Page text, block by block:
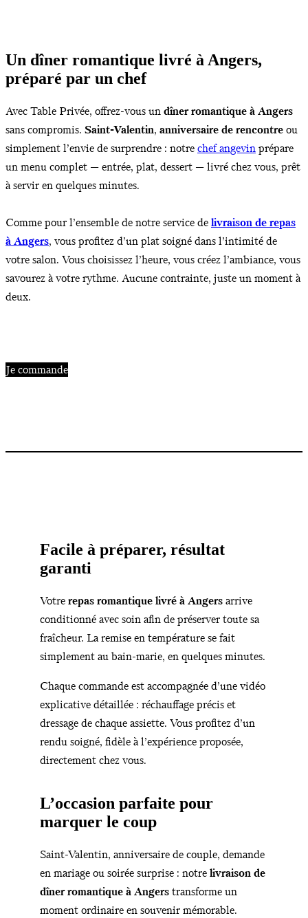
Un dîner romantique livré à Angers,
préparé par un chef
Avec Table Privée, offrez-vous undîner romantique à Angers
sans compromis. Saint-Valentin, anniversaire de rencontreou
simplement l’envie de surprendre : notrechef angevinprépare
un menu complet — entrée, plat, dessert — livré chez vous, prêt
à servir en quelques minutes.
Comme pour l’ensemble de notre service delivraison de repas
à Angers, vous profitez d’un plat soigné dans l’intimité de
votre salon. Vous choisissez l’heure, vous créez l’ambiance, vous
savourez à votre rythme. Aucune contrainte, juste un moment à
deux.
Je commande
Facile à préparer, résultat
garanti
Votrerepas romantique livré à Angersarrive
conditionné avec soin afin de préserver toute sa
fraîcheur. La remise en température se fait
simplement au bain-marie, en quelques minutes.
Chaque commande est accompagnée d’une vidéo
explicative détaillée : réchauffage précis et
dressage de chaque assiette. Vous profitez d’un
rendu soigné, fidèle à l’expérience proposée,
directement chez vous.
L’occasion parfaite pour
marquer le coup
Saint-Valentin, anniversaire de couple, demande
en mariage ou soirée surprise : notrelivraison de
dîner romantique à Angerstransforme un
moment ordinaire en souvenir mémorable.